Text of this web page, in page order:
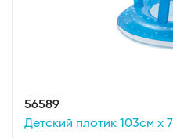
56589
Детский плотик 103см x